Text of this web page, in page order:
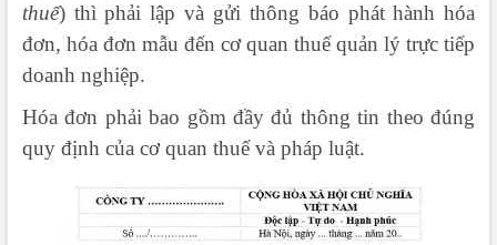
thuế) thì phải lập và gửi thông báo phát hành hóa
đơn, hóa đơn mẫu đến cơ quan thuế quản lý trực tiếp
doanh nghiệp.
Hóa đơn phải bao gồm đầy đủ thông tin theo đúng
quy định của cơ quan thuế và pháp luật.